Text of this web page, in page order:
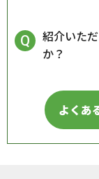
紹介いた
か？
よくあ